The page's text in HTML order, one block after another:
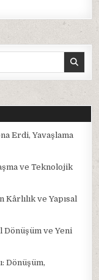
Erdi, Yavaşlama
ve Teknolojik
ve Yapısal
Dönüşüm ve Yeni
Dönüşüm,